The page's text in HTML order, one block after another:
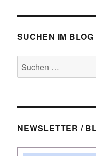
SUCHEN IM BLOG
Suchen
nach:
NEWSLETTER /